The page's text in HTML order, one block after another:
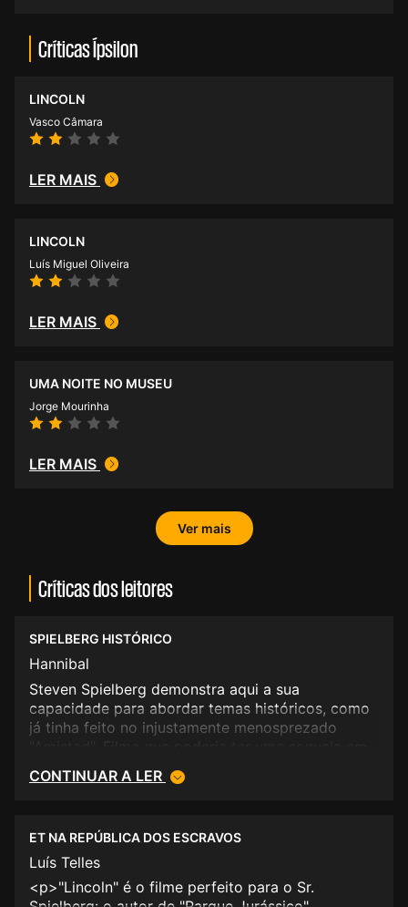
Críticas Ípsilon
LINCOLN
Vasco Câmara
LER MAIS
LINCOLN
Luís Miguel Oliveira
LER MAIS
UMA NOITE NO MUSEU
Jorge Mourinha
LER MAIS
Ver mais
Críticas dos leitores
SPIELBERG HISTÓRICO
Hannibal
Steven Spielberg demonstra aqui a sua
capacidade para abordar temas históricos, como
já tinha feito no injustamente menosprezado
momento chave da história do séc. XIX que se
joga o futuro de uma nação e da própria
dignidade da pessoa humana.
CONTINUAR A LER
ET NA REPÚBLICA DOS ESCRAVOS
Luís Telles
<p>"Lincoln" é o filme perfeito para o Sr.